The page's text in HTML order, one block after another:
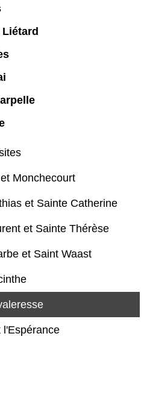
Monchecourt
et Sainte Catherine
et Sainte Thérèse
et Saint Waast
l'Espérance